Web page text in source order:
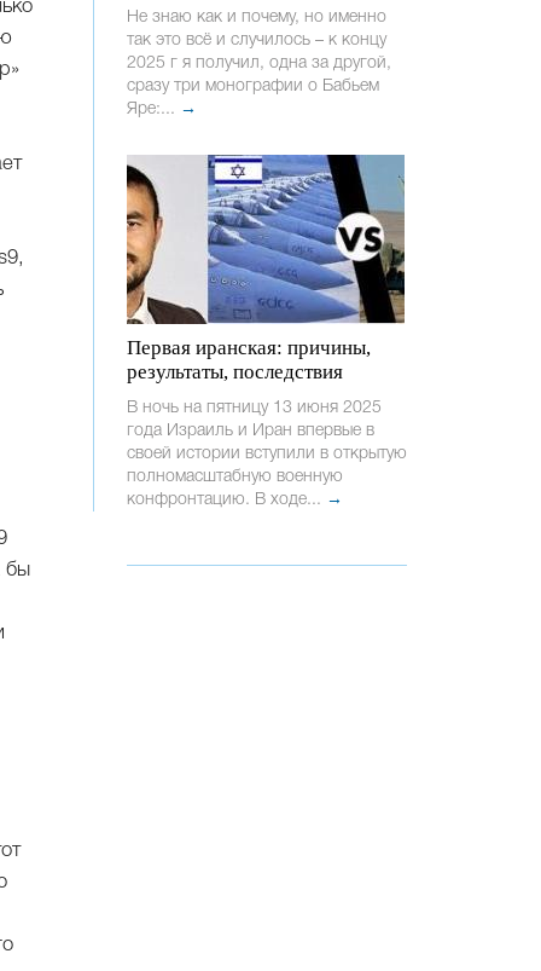
бы
Не знаю как и почему, но именно
так это всё и случилось – к концу
2025 г я получил, одна за другой,
сразу три монографии о Бабьем
Яре:... →
Первая иранская: причины,
результаты, последствия
В ночь на пятницу 13 июня 2025
года Израиль и Иран впервые в
своей истории вступили в открытую
полномасштабную военную
конфронтацию. В ходе... →